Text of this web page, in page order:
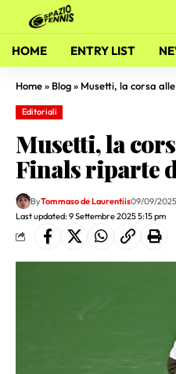
HOME ENTRY LIST
Home» Blog» Musetti, la corsa
Editoriali
Musetti, la
Finals riparte
Last updated: 9 Settembre 2025 5:15 pm
ByTommaso de Laurentiis09/09/2025